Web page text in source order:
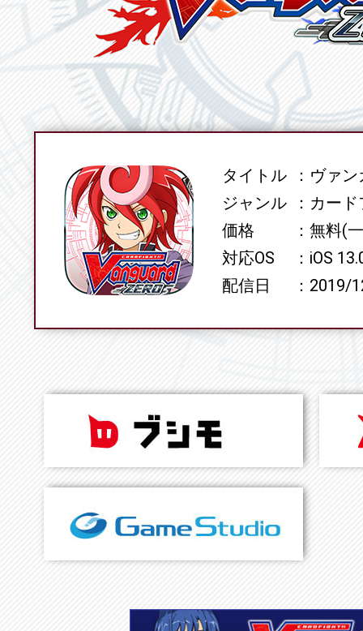
SPECタイトル
ヴァン
ジャンル
カード
価格
無料(
対応OS
iOS
配信日
2019/